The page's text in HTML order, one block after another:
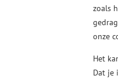
zoals
onze
Het
Dat je